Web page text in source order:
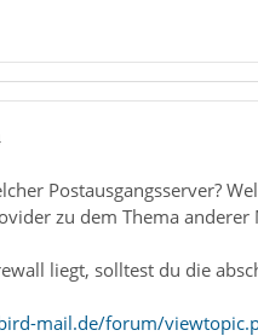
Postausgangsserver?
zu dem Thema
liegt, solltest du die
mail.de/forum/